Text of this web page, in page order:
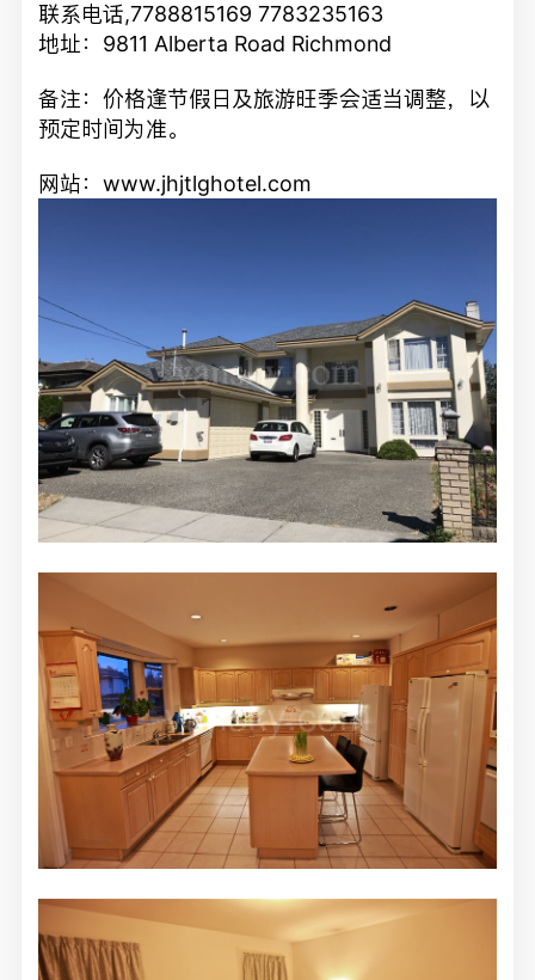
联系电话,7788815169 7783235163
地址：9811 Alberta Road Richmond
备注：价格逢节假日及旅游旺季会适当调整，以
预定时间为准。
网站：www.jhjtlghotel.com